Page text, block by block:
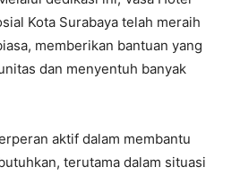
Kota Surabaya telah meraih
memberikan bantuan yang
dan menyentuh banyak
aktif dalam membantu
terutama dalam situasi